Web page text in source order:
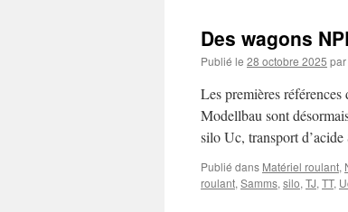
Des wagons
Publié le 28 octobre 2025 par
Les premières
Modellbau sont
silo Uc, transport
Publié dans Matériel roulant,
roulant, Samms, silo, TJ, TT,